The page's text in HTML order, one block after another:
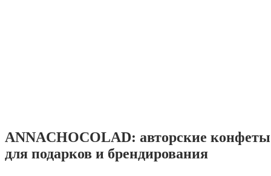
ANNACHOCOLAD: авторские
для подарков и брендирования